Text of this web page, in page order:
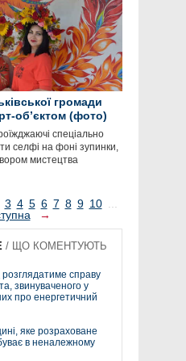
громади
об’єктом (фото)
спеціально
селфі на фоні зупинки,
мистецтва
3 4 5 6 7 8 9 10 ...
→
/ ЩО КОМЕНТУЮТЬ
справу
звинуваченого у
про енергетичний
яке розраховане
в неналежному